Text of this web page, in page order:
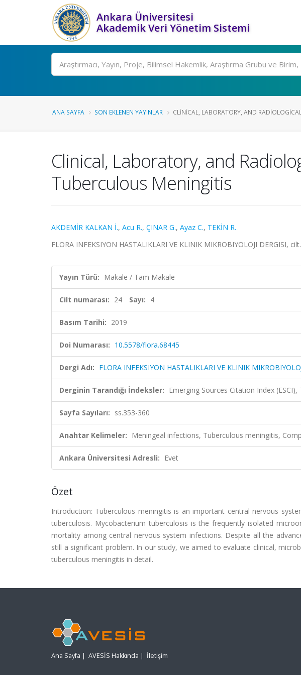
Ankara Üniversitesi
Akademik Veri Yönetim Sistemi
Ara
ANA SAYFA SON EKLENEN YAYINLAR CLINICAL, LABORATORY, AND
Clinical, Laboratory, and
Tuberculous Meningitis
AKDEMİR KALKAN İ., Acu R., ÇINAR G., Ayaz C., TEKİN R.
FLORA INFEKSIYON HASTALIKLARI VE KLINIK MIKROBIYOLOJI DERGISI,
Yayın Türü: Makale / Tam Makale
Cilt numarası: 24 Sayı: 4
Basım Tarihi: 2019
Doi Numarası: 10.5578/flora.68445
Dergi Adı: FLORA INFEKSIYON HASTALIKLARI VE KLINIK
Derginin Tarandığı İndeksler: Emerging Sources Citation Index
Sayfa Sayıları: ss.353-360
Anahtar Kelimeler: Meningeal infections, Tuberculous meningitis,
Ankara Üniversitesi Adresli: Evet
Özet
Introduction: Tuberculous meningitis is an important central nervous
tuberculosis. Mycobacterium tuberculosis is the frequently isolated
mortality among central nervous system infections. Despite all the
still a significant problem. In our study, we aimed to evaluate clinical,
tuberculous meningitis in detail.
Ana Sayfa | AVESİS Hakkında | İletişim